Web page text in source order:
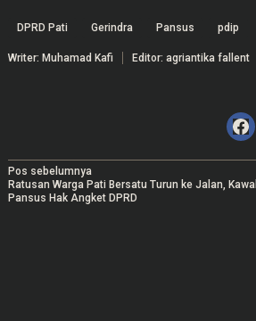
DPRD Pati Gerindra Pansus pdip
Writer: Muhamad Kafi Editor: agriantika fallent
N
a
Pos sebelumnya
Ratusan Warga Pati Bersatu Turun ke Jalan, Kawal
Pansus Hak Angket DPRD